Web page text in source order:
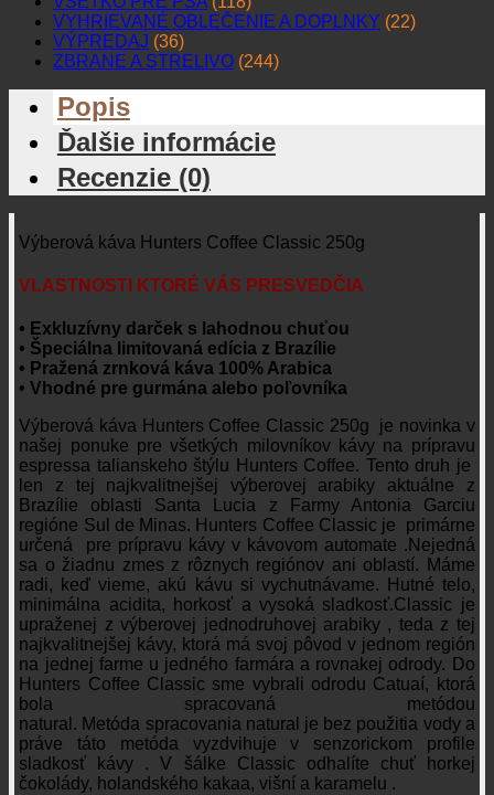
VYHRIEVANÉ OBLEČENIE A DOPLNKY (22)
VÝPREDAJ (36)
ZBRANE A STRELIVO (244)
Popis
Ďalšie informácie
Recenzie (0)
Výberová káva Hunters Coffee Classic 250g
VLASTNOSTI KTORÉ VÁS PRESVEDČIA
• Exkluzívny darček s lahodnou chuťou
• Špeciálna limitovaná edícia z Brazílie
• Pražená zrnková káva 100% Arabica
• Vhodné pre gurmána alebo poľovníka
Výberová káva Hunters Coffee Classic 250g je novinka v
našej ponuke pre všetkých milovníkov kávy na prípravu
espressa talianskeho štýlu Hunters Coffee. Tento druh je
len z tej najkvalitnejšej výberovej arabiky aktuálne z
Brazílie oblasti Santa Lucia z Farmy Antonia Garciu
regióne Sul de Minas. Hunters Coffee Classic je primárne
určená pre prípravu kávy v kávovom automate .Nejedná
sa o žiadnu zmes z rôznych regiónov ani oblastí. Máme
radi, keď vieme, akú kávu si vychutnávame. Hutné telo,
minimálna acidita, horkosť a vysoká sladkosť.Classic je
upraženej z výberovej jednodruhovej arabiky , teda z tej
najkvalitnejšej kávy, ktorá má svoj pôvod v jednom región
na jednej farme u jedného farmára a rovnakej odrody. Do
Hunters Coffee Classic sme vybrali odrodu Catuaí, ktorá
bola spracovaná metódou
natural. Metóda spracovania natural je bez použitia vody a
práve táto metóda vyzdvihuje v senzorickom profile
sladkosť kávy . V šálke Classic odhalíte chuť horkej
čokolády, holandského kakaa, višní a karamelu .